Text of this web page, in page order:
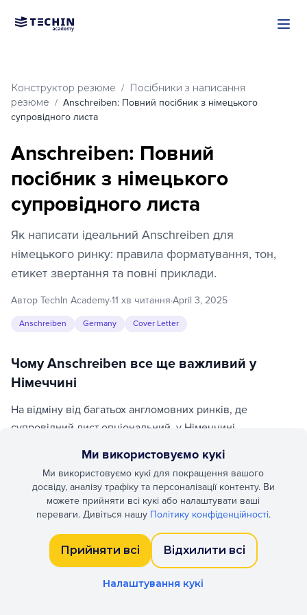
Конструктор резюме / Посібники з написання
резюме / Anschreiben: Повний посібник з німецького
супровідного листа
Anschreiben: Повний
посібник з німецького
супровідного листа
Як написати ідеальний Anschreiben для
німецького ринку: правила форматування, тон,
етикет звертання та повні приклади.
Автор TechIn Academy·11 хв читання·April 3, 2025
Anschreiben Germany Cover Letter
Чому Anschreiben все ще важливий у
Німеччині
На відміну від багатьох англомовних ринків, де
супровідний лист опціональний, у Німеччині
кожної серйозної заявки. Відсутність Anschreiben
регулярно викликає автовідмову навіть при сильному
Lebenslauf. Рекрутери оцінюють тут німецьку, cultural fit,
мотивацію та увагу до формальних конвенцій — 4
фільтри, які CV не замінить.
Стандартна структура Anschreiben
Ми використовуємо кукі
Ми використовуємо кукі для покращення вашого
досвіду, аналізу трафіку та персоналізації контенту. Ви
можете прийняти всі кукі або налаштувати ваші
переваги. Дивіться нашу Політику конфіденційності.
Прийняти всі Відхилити всі
Налаштування кукі